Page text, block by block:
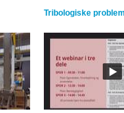
Tribologiske